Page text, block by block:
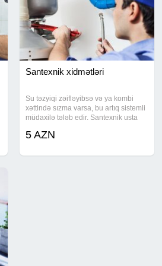
Santexnik xidmətləri
Su təzyiqi zəifləyibsə və ya kombi
xəttində sızma varsa, bu artıq sistemli
müdaxilə tələb edir. Santexnik usta
radiatorların quraşdırılması və
5 AZN